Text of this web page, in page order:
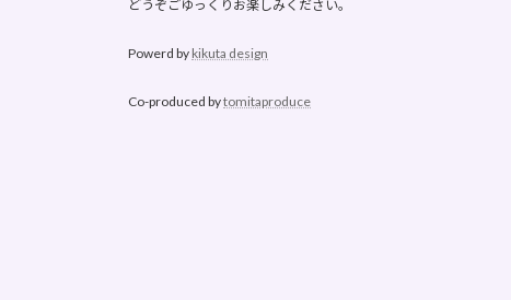
どうぞごゆっくりお楽しみください。
Powerd by kikuta design
Co-produced bytomitaproduce